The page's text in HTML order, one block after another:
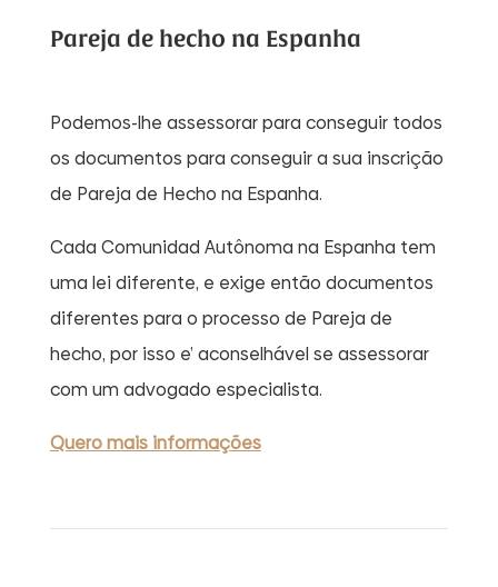
Pareja de hecho na Espanha
Podemos-lhe assessorar para conseguir todos
os documentos para conseguir a sua inscrição
de Pareja de Hecho na Espanha.
Cada Comunidad Autônoma na Espanha tem
uma lei diferente, e exige então documentos
diferentes para o processo de Pareja de
hecho, por isso e’ aconselhável se assessorar
com um advogado especialista.
Quero mais informações